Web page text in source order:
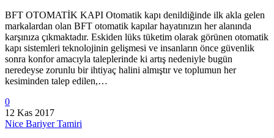
BFT OTOMATİK KAPI Otomatik kapı denildiğinde ilk akla gelen
markalardan olan BFT otomatik kapılar hayatınızın her alanında
karşınıza çıkmaktadır. Eskiden lüks tüketim olarak görünen otomatik
kapı sistemleri teknolojinin gelişmesi ve insanların önce güvenlik
sonra konfor amacıyla taleplerinde ki artış nedeniyle bugün
neredeyse zorunlu bir ihtiyaç halini almıştır ve toplumun her
kesiminden talep edilen,…
0
12 Kas 2017
Nice Bariyer Tamiri